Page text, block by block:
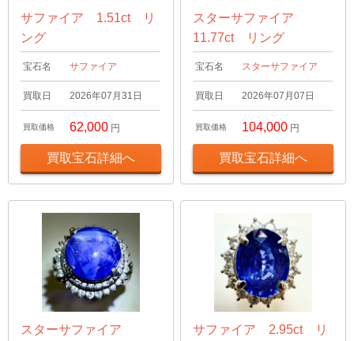
サファイア 1.51ct リ
ング
宝石名 サファイア
買取日 2026年07月31日
買取価格 62,000 円
買取宝石詳細へ
スターサファイア
11.77ct リング
宝石名 スターサファイア
買取日 2026年07月07日
買取価格 104,000 円
買取宝石詳細へ
スターサファイア
サファイア 2.95ct リ